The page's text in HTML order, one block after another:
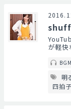
が軽快
BGM
明
四拍子